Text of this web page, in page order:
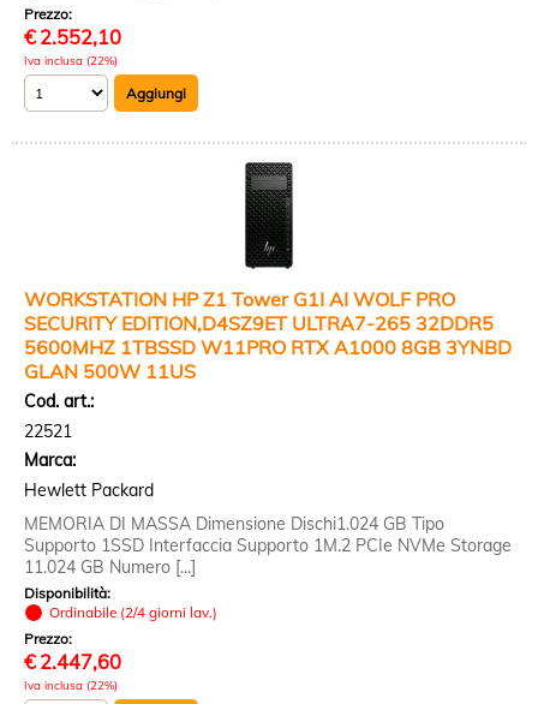
Prezzo:
€ 2.552,10
Iva inclusa (22%)
WORKSTATION HP Z1 Tower G1I AI WOLF PRO
SECURITY EDITION,D4SZ9ET ULTRA7-265 32DDR5
5600MHZ 1TBSSD W11PRO RTX A1000 8GB 3YNBD
GLAN 500W 11US
Cod. art.:
22521
Marca:
Hewlett Packard
MEMORIA DI MASSA Dimensione Dischi1.024 GB Tipo
Supporto 1SSD Interfaccia Supporto 1M.2 PCIe NVMe Storage
11.024 GB Numero [...]
Disponibilità:
Ordinabile (2/4 giorni lav.)
Prezzo:
€ 2.447,60
Iva inclusa (22%)